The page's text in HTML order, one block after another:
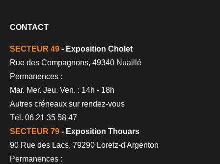
CONTACT
SECTEUR 49 - Exposition Cholet
Rue des Compagnons, 49340 Nuaillé
Permanences :
Mar. Mer. Jeu. Ven. : 14h - 18h
Autres créneaux sur rendez-vous
Tél. 06 21 35 58 47
SECTEUR 79 - Exposition Thouars
90 Rue des Lacs, 79290 Loretz-d'Argenton
Permanences :